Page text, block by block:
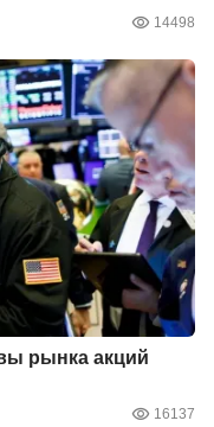
14498
рынка акций
16137